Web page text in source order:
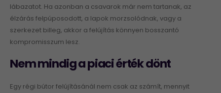
lábazatot. Ha azonban a csavarok már nem tartanak, az
élzárás felpúposodott, a lapok morzsolódnak, vagy a
szerkezet billeg, akkor a felújítás könnyen bosszantó
kompromisszum lesz.
Nem mindig a piaci érték dönt
Egy régi bútor felújításánál nem csak az számít, mennyit